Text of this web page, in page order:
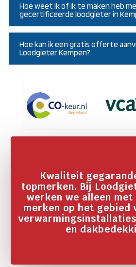
Hoe weet ik of ik te maken heb
gecertificeerde loodgieter in
Hoe kan ik een gratis offerte
Loodgieter Kempen?
Kwaliteit
topmerken. Bij
werken we alleen
merken op het gebied
en